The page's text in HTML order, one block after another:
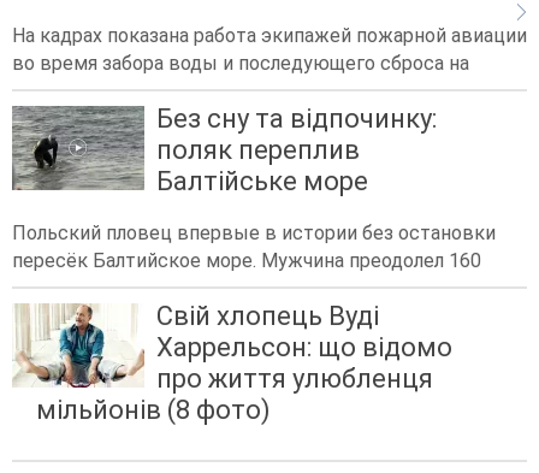
На кадрах показана работа экипажей пожарной авиации
во время забора воды и последующего сброса на
Без сну та відпочинку:
поляк переплив
Балтійське море
Польский пловец впервые в истории без остановки
пересёк Балтийское море. Мужчина преодолел 160
Свій хлопець Вуді
Харрельсон: що відомо
про життя улюбленця
мільйонів (8 фото)